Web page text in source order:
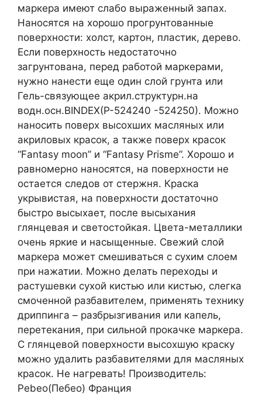
маркера имеют слабо выраженный запах.
Наносятся на хорошо прогрунтованные
поверхности: холст, картон, пластик, дерево.
Если поверхность недостаточно
загрунтована, перед работой маркерами,
нужно нанести еще один слой грунта или
Гель-связующее акрил.структурн.на
водн.осн.BINDEX(P-524240 -524250). Можно
наносить поверх высохших масляных или
акриловых красок, а также поверх красок
“Fantasy moon” и “Fantasy Prisme”. Хорошо и
равномерно наносятся, на поверхности не
остается следов от стержня. Краска
укрывистая, на поверхности достаточно
быстро высыхает, после высыхания
глянцевая и светостойкая. Цвета-металлики
очень яркие и насыщенные. Свежий слой
маркера может смешиваться с сухим слоем
при нажатии. Можно делать переходы и
растушевки сухой кистью или кистью, слегка
смоченной разбавителем, применять технику
дриппинга – разбрызгивания или капель,
перетекания, при сильной прокачке маркера.
С глянцевой поверхности высохшую краску
можно удалить разбавителями для масляных
красок. Не нагревать! Производитель:
Pebeo(Пебео) Франция